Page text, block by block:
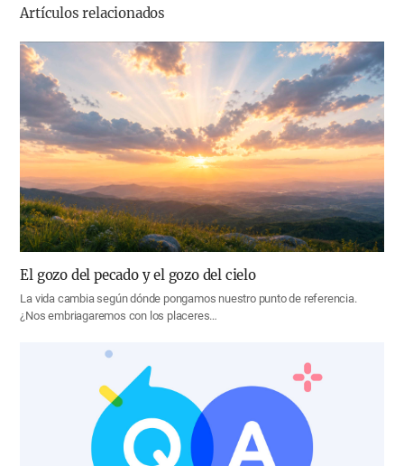
Artículos relacionados
El gozo del pecado y el gozo del cielo
La vida cambia según dónde pongamos nuestro punto de referencia.
¿Nos embriagaremos con los placeres…